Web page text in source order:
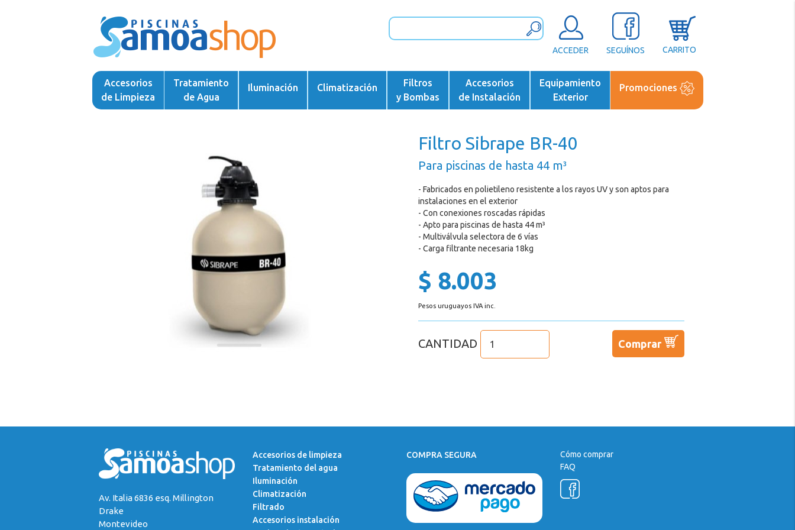
ACCEDER SEGUÍNOS CARRITO
Accesorios
de Limpieza
Tratamiento
de Agua
Iluminación Climatización
Filtros
y Bombas
Accesorios
de Instalación
Equipamiento
Exterior
Promociones
Filtro Sibrape BR-40
Para piscinas de hasta 44 m³
- Fabricados en polietileno resistente a los rayos UV y son aptos para
instalaciones en el exterior
- Con conexiones roscadas rápidas
- Apto para piscinas de hasta 44 m³
- Multiválvula selectora de 6 vías
- Carga filtrante necesaria 18kg
$ 8.003
Pesos uruguayos IVA inc.
CANTIDAD Comprar
Av. Italia 6836 esq. Millington
Drake
Montevideo
Accesorios de limpieza
Tratamiento del agua
Iluminación
Climatización
Filtrado
Accesorios instalación
COMPRA SEGURA
Cómo comprar
FAQ